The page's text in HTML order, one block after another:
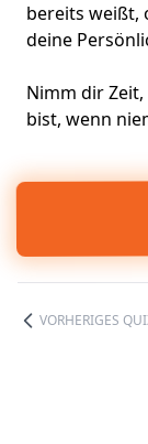
bereits weißt,
deine
Nimm dir
bist, wenn
VORHERIGES